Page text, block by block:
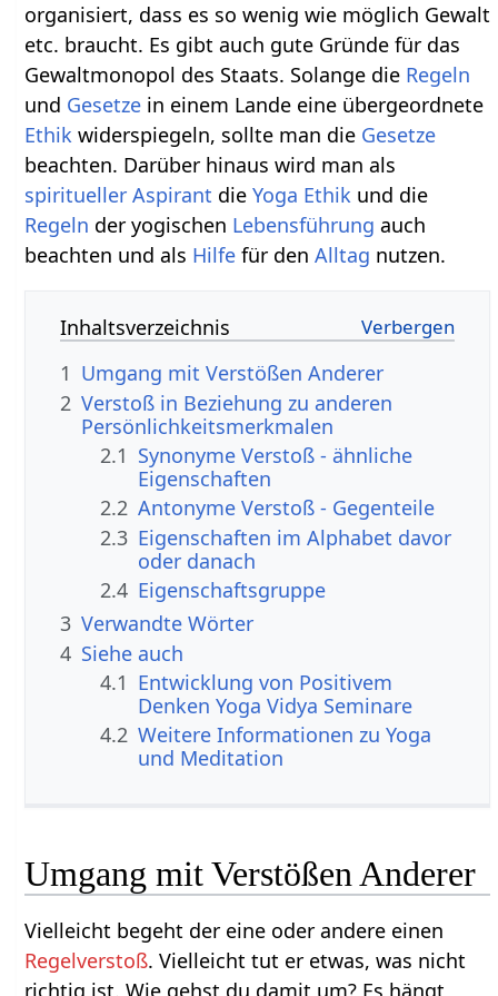
organisiert, dass es so wenig wie möglich Gewalt
etc. braucht. Es gibt auch gute Gründe für das
Gewaltmonopol des Staats. Solange die Regeln
und Gesetze in einem Lande eine übergeordnete
Ethik widerspiegeln, sollte man die Gesetze
beachten. Darüber hinaus wird man als
spiritueller Aspirant dieYoga Ethik und die
Regeln der yogischen Lebensführung auch
beachten und als Hilfe für denAlltag nutzen.
Inhaltsverzeichnis
1 Umgang mit Verstößen Anderer
2 Verstoß in Beziehung zu anderen
Persönlichkeitsmerkmalen
2.1 Synonyme Verstoß - ähnliche
Eigenschaften
2.2 Antonyme Verstoß - Gegenteile
2.3 Eigenschaften im Alphabet davor
oder danach
2.4 Eigenschaftsgruppe
3 Verwandte Wörter
4 Siehe auch
4.1 Entwicklung von Positivem
Denken Yoga Vidya Seminare
4.2 Weitere Informationen zu Yoga
und Meditation
Umgang mit Verstößen Anderer
Vielleicht begeht der eine oder andere einen
Regelverstoß. Vielleicht tut er etwas, was nicht
richtig ist. Wie gehst du damit um? Es hängt